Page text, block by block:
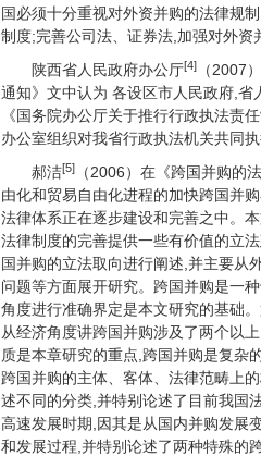
国必须十分重视对外资并购的法律规
制度;完善公司法、证券法,加强对外资
陕西省人民政府办公厅[4]
（2007
通知》文中认为 各设区市人民政府,
《国务院办公厅关于推行行政执法责
办公室组织对我省行政执法机关共同
郝洁[5]
（2006）在《跨国并购的
由化和贸易自由化进程的加快跨国并
法律体系正在逐步建设和完善之中。
法律制度的完善提供一些有价值的立
国并购的立法取向进行阐述,并主要从
问题等方面展开研究。跨国并购是一
角度进行准确界定是本文研究的基础
从经济角度讲跨国并购涉及了两个以
质是本章研究的重点,跨国并购是复杂
跨国并购的主体、客体、法律范畴上
述不同的分类,并特别论述了目前我
高速发展时期,因其是从国内并购发展
和发展过程,并特别论述了两种特殊的